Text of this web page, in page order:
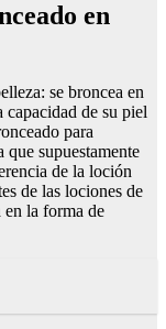
en
se broncea en
de su piel
para
supuestamente
de la loción
de las lociones de
en la forma de